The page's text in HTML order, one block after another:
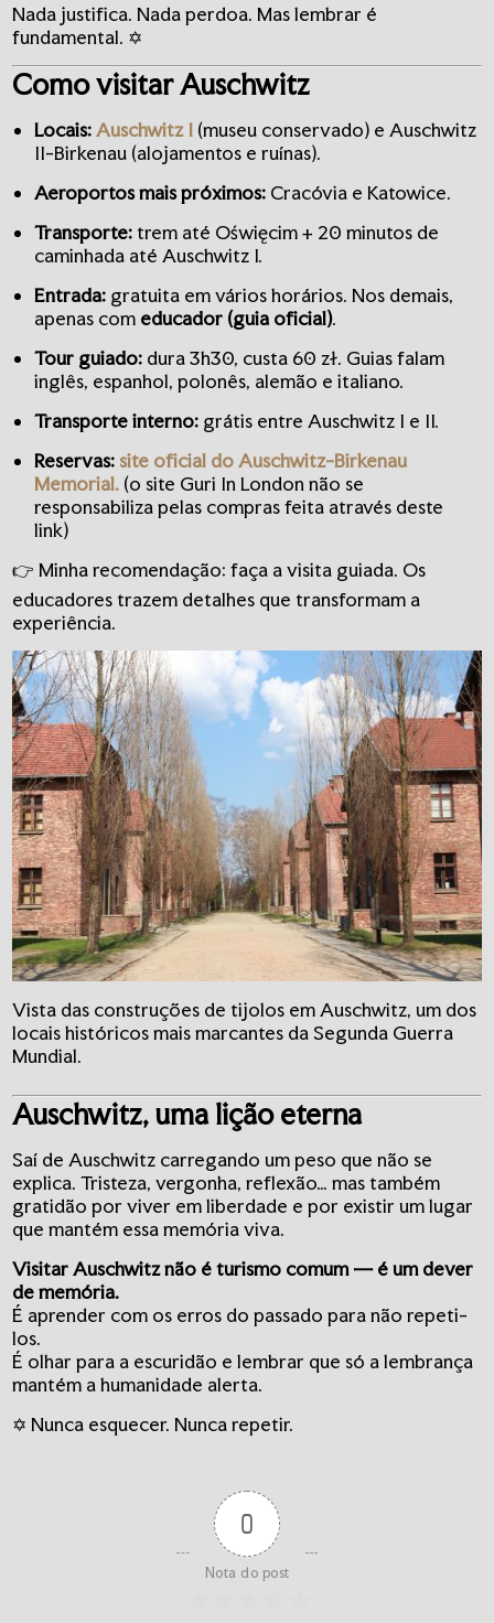
Nada justifica. Nada perdoa. Mas lembrar é
fundamental. ✡️
Como visitar Auschwitz
Locais: Auschwitz I (museu conservado) e Auschwitz
II-Birkenau (alojamentos e ruínas).
Aeroportos mais próximos: Cracóvia e Katowice.
Transporte:trem até Oświęcim + 20 minutos de
caminhada até Auschwitz I.
Entrada: gratuita em vários horários. Nos demais,
apenas com educador (guia oficial).
Tour guiado: dura 3h30, custa 60 zł. Guias falam
inglês, espanhol, polonês, alemão e italiano.
Transporte interno: grátis entre Auschwitz I e II.
Reservas: site oficial do Auschwitz-Birkenau
Memorial. (o site Guri In London não se
responsabiliza pelas compras feita através deste
link)
👉 Minha recomendação: faça a visita guiada. Os
educadores trazem detalhes que transformam a
experiência.
Vista das construções de tijolos em Auschwitz, um dos
locais históricos mais marcantes da Segunda Guerra
Mundial.
Auschwitz, uma lição eterna
Saí de Auschwitz carregando um peso que não se
explica. Tristeza, vergonha, reflexão… mas também
gratidão por viver em liberdade e por existir um lugar
que mantém essa memória viva.
Visitar Auschwitz não é turismo comum — é um dever
de memória.
É aprender com os erros do passado para não repeti-
los.
É olhar para a escuridão e lembrar que só a lembrança
mantém a humanidade alerta.
✡️ Nunca esquecer. Nunca repetir.
0
Nota do post